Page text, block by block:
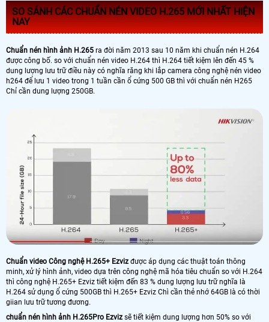
SO SÁNH CÁC CHUẨN NÉN VIDEO H.265 MỚI NHẤT HIỆN
NAY
Chuẩn nén hình ảnh H.265 ra đời năm 2013 sau 10 năm khi chuẩn nén H.264
được công bố. so với chuẩn nén video H.264 thì H.264 tiết kiệm lên đến 45 %
dung lượng lưu trữ điều này có nghĩa răng khi lắp camera công nghệ nén video
h264 để lưu 1 video trong 1 tuần cần ổ cứng 500 GB thì với chuẩn nén H265
Chỉ cần dung lượng 250GB.
Chuẩn video Công nghệ H.265+ Ezviz được áp dụng các thuật toán thông
minh, xử lý hình ảnh, video dựa trên công nghệ mã hóa tiêu chuẩn so với H.264
thì công nghệ H.265+ Ezviz tiết kiệm đến 83 % dung lượng lưu trữ nghĩa là
H.264 sử dụng ổ cứng 500GB thì H.265+ Ezviz Chì cần thẻ nhớ 64GB là có thời
giian lưu trữ tương đương.
chuẩn nén hình ảnh H.265Pro Ezviz sẽ tiết kiệm dung lượng hơn 50% so với